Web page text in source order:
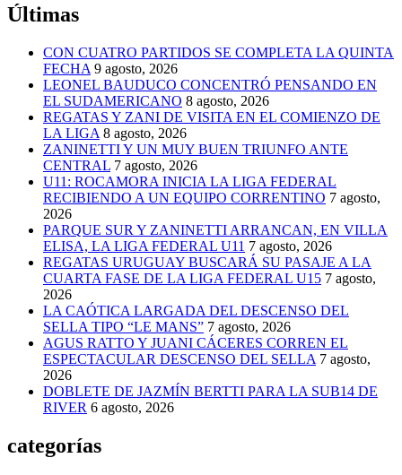
Últimas
CON CUATRO PARTIDOS SE COMPLETA LA QUINTA
FECHA 9 agosto, 2026
LEONEL BAUDUCO CONCENTRÓ PENSANDO EN
EL SUDAMERICANO 8 agosto, 2026
REGATAS Y ZANI DE VISITA EN EL COMIENZO DE
LA LIGA 8 agosto, 2026
ZANINETTI Y UN MUY BUEN TRIUNFO ANTE
CENTRAL 7 agosto, 2026
U11: ROCAMORA INICIA LA LIGA FEDERAL
RECIBIENDO A UN EQUIPO CORRENTINO 7 agosto,
2026
PARQUE SUR Y ZANINETTI ARRANCAN, EN VILLA
ELISA, LA LIGA FEDERAL U11 7 agosto, 2026
REGATAS URUGUAY BUSCARÁ SU PASAJE A LA
CUARTA FASE DE LA LIGA FEDERAL U15 7 agosto,
2026
LA CAÓTICA LARGADA DEL DESCENSO DEL
SELLA TIPO “LE MANS” 7 agosto, 2026
AGUS RATTO Y JUANI CÁCERES CORREN EL
ESPECTACULAR DESCENSO DEL SELLA 7 agosto,
2026
DOBLETE DE JAZMÍN BERTTI PARA LA SUB14 DE
RIVER 6 agosto, 2026
categorías